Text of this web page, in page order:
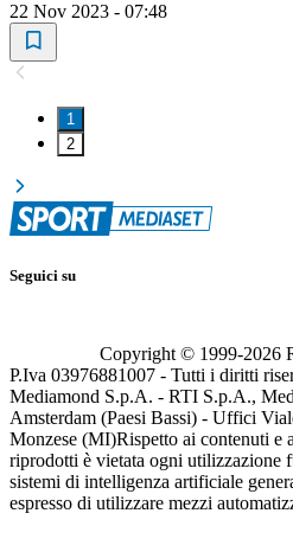
22 Nov 2023 - 07:48
1
2
Seguici su
Copyright © 1999-2026
P.Iva 03976881007 - Tutti i diritti
Mediamond S.p.A. - RTI S.p.A.,
Amsterdam (Paesi Bassi) - Uffici
Monzese (MI)Rispetto ai contenuti e
riprodotti è vietata ogni utilizzazione
sistemi di intelligenza artificiale
espresso di utilizzare mezzi